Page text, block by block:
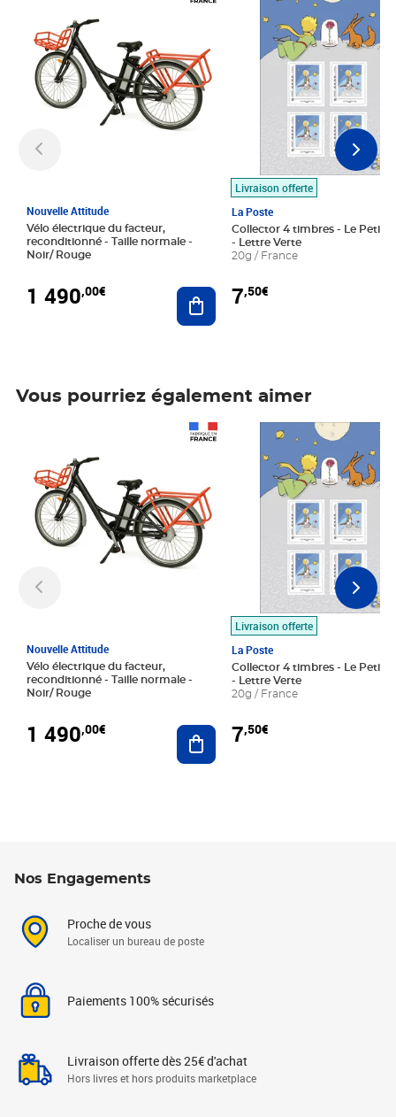
Nouvelle Attitude
Vélo électrique du facteur,
reconditionné - Taille normale -
Noir/ Rouge
1 490,00€ Ajouter au panier
Livraison offerte
La Poste
Collector 4 timbres - Le Petit
- Lettre Verte
20g / France
7,50€
Vous pourriez également aimer
Nouvelle Attitude
Vélo électrique du facteur,
reconditionné - Taille normale -
Noir/ Rouge
1 490,00€ Ajouter au panier
Livraison offerte
La Poste
Collector 4 timbres - Le Petit
- Lettre Verte
20g / France
7,50€
Prix 7,50€
Nos Engagements
Proche de vous
Localiser un bureau de poste
Paiements 100% sécurisés
Livraison offerte dès 25€ d'achat
Hors livres et hors produits marketplace